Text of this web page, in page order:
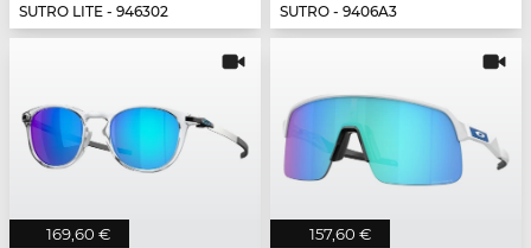
SUTRO LITE - 946302
SUTRO - 9406A3
169,60 € 157,60 €